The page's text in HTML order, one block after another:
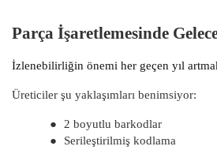
Parça İşaretlemesinde
İzlenebilirliğin önemi her geçen yıl
Üreticiler şu yaklaşımları benimsiyor:
●
2 boyutlu barkodlar
●
Serileştirilmiş kodlama